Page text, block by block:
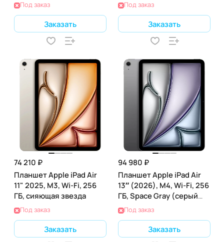
Под заказ
Заказать
Под заказ
Заказать
74 210 ₽
Планшет Apple iPad Air
11" 2025, M3, Wi-Fi, 256
ГБ, сияющая звезда
Под заказ
Заказать
94 980 ₽
Планшет Apple iPad Air
13″ (2026), M4, Wi-Fi, 256
ГБ, Space Gray (серый
космос)
Под заказ
Заказать